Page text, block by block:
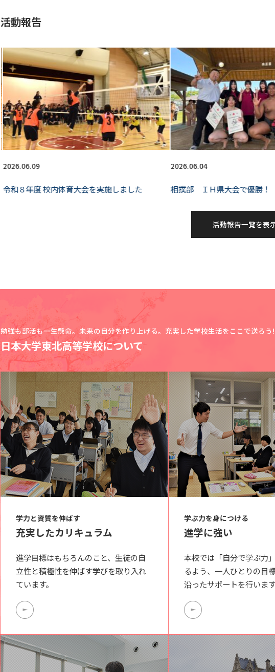
活動報告
2026.06.09
令和８年度 校内体育大会を実施しました
2026.06.04
相撲部 ＩＨ県大会で優勝！
活動報告一覧を表
勉強も部活も一生懸命。未来の自分を作り上げる。充実した学校生活をここで送ろう
日本大学東北高等学校について
学力と資質を伸ばす
充実したカリキュラム
進学目標はもちろんのこと、生徒の自
立性と積極性を伸ばす学びを取り入れ
ています。
学ぶ力を身につける
進学に強い
本校では「自分で学ぶ力
るよう、一人ひとりの目
沿ったサポートを行いま